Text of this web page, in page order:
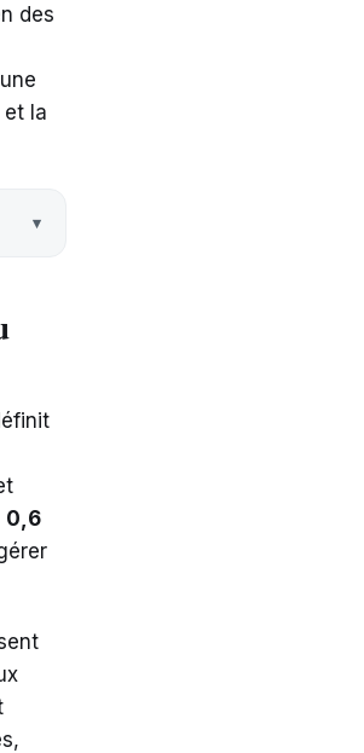
des
la
0,6